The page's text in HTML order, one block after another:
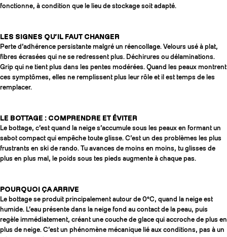
fonctionne, à condition que le lieu de stockage soit adapté.
LES SIGNES QU’IL FAUT CHANGER
Perte d’adhérence persistante malgré un réencollage. Velours usé à plat,
fibres écrasées qui ne se redressent plus. Déchirures ou délaminations.
Grip qui ne tient plus dans les pentes modérées. Quand les peaux montrent
ces symptômes, elles ne remplissent plus leur rôle et il est temps de les
remplacer.
LE BOTTAGE : COMPRENDRE ET ÉVITER
Le bottage, c’est quand la neige s’accumule sous les peaux en formant un
sabot compact qui empêche toute glisse. C’est un des problèmes les plus
frustrants en ski de rando. Tu avances de moins en moins, tu glisses de
plus en plus mal, le poids sous tes pieds augmente à chaque pas.
POURQUOI ÇA ARRIVE
Le bottage se produit principalement autour de 0°C, quand la neige est
humide. L’eau présente dans la neige fond au contact de la peau, puis
regèle immédiatement, créant une couche de glace qui accroche de plus en
plus de neige. C’est un phénomène mécanique lié aux conditions, pas à un